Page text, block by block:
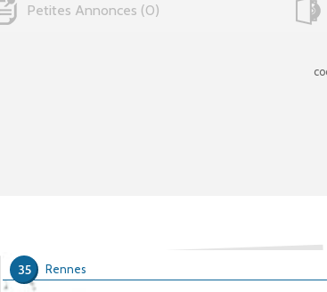
Petites Annonces 0
Rennes
35